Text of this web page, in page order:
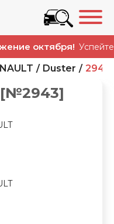
октября!Успейте
Duster 2943
[№2943]